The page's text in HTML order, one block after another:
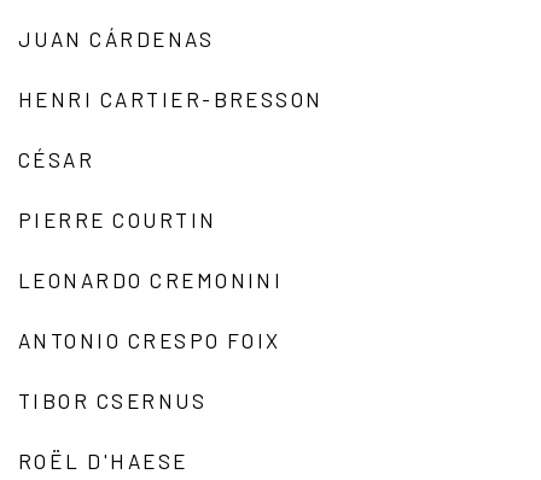
JUAN CÁRDENAS
HENRI CARTIER-BRESSON
CÉSAR
PIERRE COURTIN
LEONARDO CREMONINI
ANTONIO CRESPO FOIX
TIBOR CSERNUS
ROËL D'HAESE